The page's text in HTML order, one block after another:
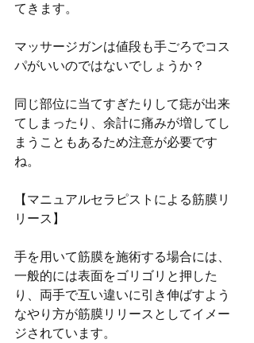
てきます。
マッサージガンは値段も手ごろでコス
パがいいのではないでしょうか？
同じ部位に当てすぎたりして痣が出来
てしまったり、余計に痛みが増してし
まうこともあるため注意が必要です
ね。
【マニュアルセラピストによる筋膜リ
リース】
手を用いて筋膜を施術する場合には、
一般的には表面をゴリゴリと押した
り、両手で互い違いに引き伸ばすよう
なやり方が筋膜リリースとしてイメー
ジされています。